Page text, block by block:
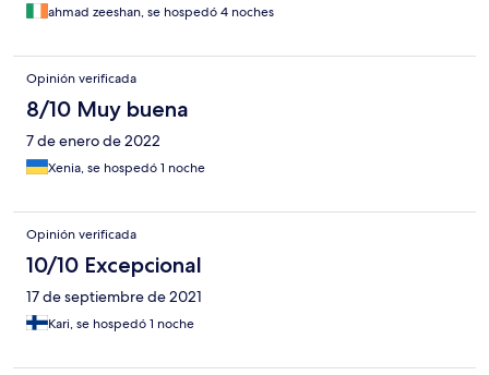
ahmad zeeshan, se hospedó 4 noches
Opinión verificada
8/10 Muy buena
7 de enero de 2022
Xenia, se hospedó 1 noche
Opinión verificada
10/10 Excepcional
17 de septiembre de 2021
Kari, se hospedó 1 noche